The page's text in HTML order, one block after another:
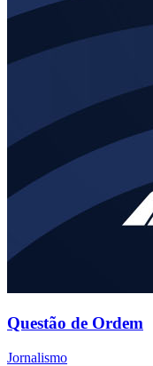
Questão de Ordem
Jornalismo